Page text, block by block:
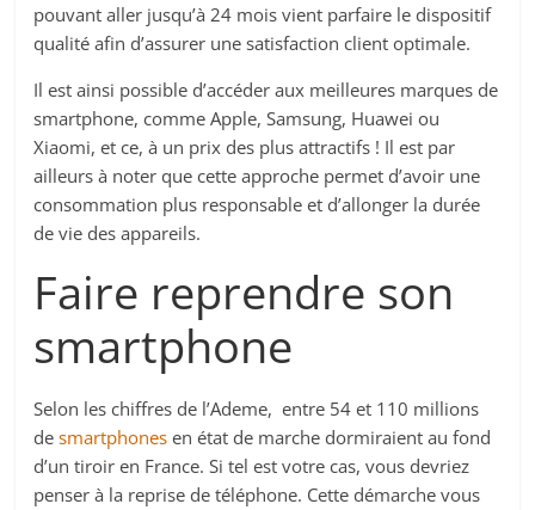
pouvant aller jusqu’à 24 mois vient parfaire le dispositif
qualité afin d’assurer une satisfaction client optimale.
Il est ainsi possible d’accéder aux meilleures marques de
smartphone, comme Apple, Samsung, Huawei ou
Xiaomi, et ce, à un prix des plus attractifs ! Il est par
ailleurs à noter que cette approche permet d’avoir une
consommation plus responsable et d’allonger la durée
de vie des appareils.
Faire reprendre son
smartphone
Selon les chiffres de l’Ademe, entre 54 et 110 millions
desmartphones en état de marche dormiraient au fond
d’un tiroir en France. Si tel est votre cas, vous devriez
penser à la reprise de téléphone. Cette démarche vous